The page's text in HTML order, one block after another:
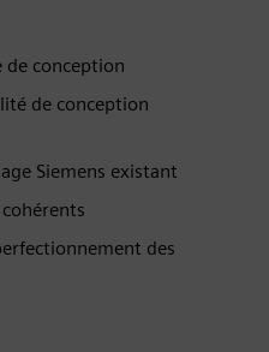
conception
de conception
Siemens existant
des